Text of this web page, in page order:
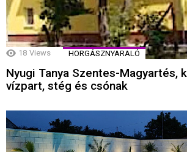
18 Views HORGÁSZNYARALÓ
Nyugi Tanya Szentes-Magyartés,
vízpart, stég és csónak